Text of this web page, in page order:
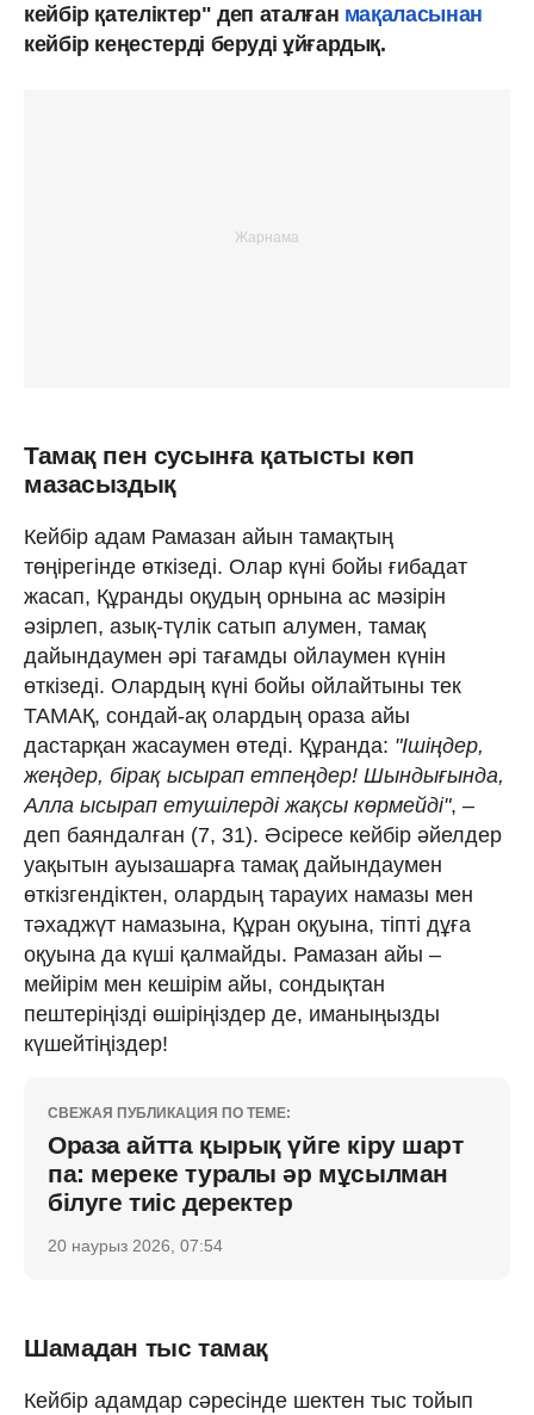
кейбір қателіктер" деп аталған мақаласынан
кейбір кеңестерді беруді ұйғардық.
Тамақ пен сусынға қатысты көп
мазасыздық
Кейбір адам Рамазан айын тамақтың
төңірегінде өткізеді. Олар күні бойы ғибадат
жасап, Құранды оқудың орнына ас мәзірін
әзірлеп, азық-түлік сатып алумен, тамақ
дайындаумен әрі тағамды ойлаумен күнін
өткізеді. Олардың күні бойы ойлайтыны тек
ТАМАҚ, сондай-ақ олардың ораза айы
дастарқан жасаумен өтеді. Құранда: "Ішіңдер,
жеңдер, бірақ ысырап етпеңдер! Шындығында,
Алла ысырап етушілерді жақсы көрмейді", –
деп баяндалған (7, 31). Әсіресе кейбір әйелдер
уақытын ауызашарға тамақ дайындаумен
өткізгендіктен, олардың тарауих намазы мен
тәхаджүт намазына, Құран оқуына, тіпті дұға
оқуына да күші қалмайды. Рамазан айы –
мейірім мен кешірім айы, сондықтан
пештеріңізді өшіріңіздер де, иманыңызды
күшейтіңіздер!
СВЕЖАЯ ПУБЛИКАЦИЯ ПО ТЕМЕ:
Ораза айтта қырық үйге кіру шарт
па: мереке туралы әр мұсылман
білуге тиіс деректер
20 наурыз 2026, 07:54
Шамадан тыс тамақ
Кейбір адамдар сәресінде шектен тыс тойып